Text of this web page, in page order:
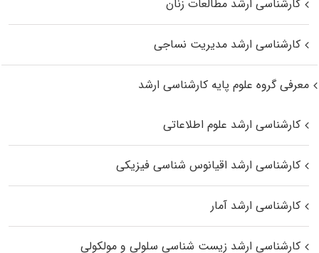
کارشناسی ارشد مطالعات زنان
کارشناسی ارشد مدیریت نساجی
معرفی گروه علوم پایه کارشناسی ارشد
کارشناسی ارشد علوم اطلاعاتی
کارشناسی ارشد اقیانوس‌ شناسی فیزیکی
کارشناسی ارشد آمار
کارشناسی ارشد زیست شناسی سلولی و مولکولی